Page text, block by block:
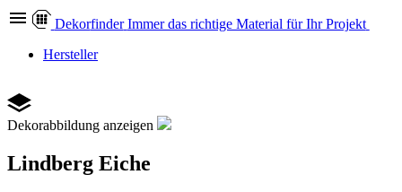
Dekorfinder Immer das richtige Material für Ihr Projekt
Hersteller
Dekorabbildung anzeigen
Lindberg Eiche